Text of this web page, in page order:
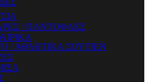
/ ΠΑΝΤΟΦΛΕΣ
/ ΑΘΛΗΤΙΚΑ ΣΟΥΤΙΕΝ